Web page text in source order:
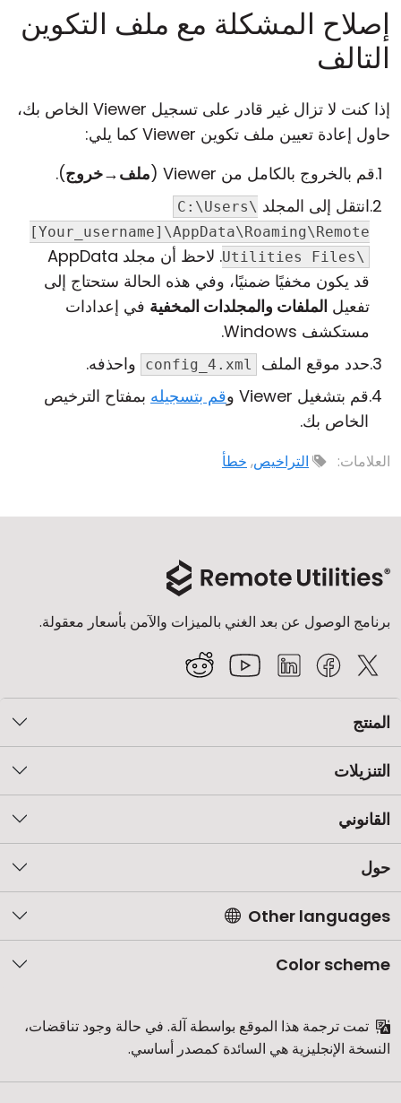
إصلاح المشكلة مع ملف التكوين
التالف
إذا كنت لا تزال غير قادر على تسجيل Viewer الخاص بك،
حاول إعادة تعيين ملف تكوين Viewer كما يلي:
قم بالخروج بالكامل من Viewer (
ملف→خروج).
انتقل إلى المجلد C:\Users\
[Your_username]\AppData\Roaming\Remote
Utilities Files\
. لاحظ أن مجلد AppData
قد يكون مخفيًا ضمنيًا، وفي هذه الحالة ستحتاج إلى
تفعيل الملفات والمجلدات المخفية في إعدادات
مستكشف Windows.
حدد موقع الملف
config_4.xml
واحذفه.
قم بتشغيل Viewer و
قم بتسجيله بمفتاح الترخيص
الخاص بك.
العلامات: التراخيص, خطأ
برنامج الوصول عن بعد الغني بالميزات والآمن بأسعار معقولة.
المنتج
التنزيلات
القانوني
حول
Other languages
Color scheme
تمت ترجمة هذا الموقع بواسطة آلة. في حالة وجود تناقضات،
النسخة الإنجليزية هي السائدة كمصدر أساسي.